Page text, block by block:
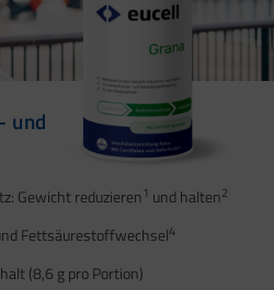
und
Gewicht reduzieren1 und halten2
Fettsäurestoffwechsel4
(8,6 g pro Portion)
und
1 2
4